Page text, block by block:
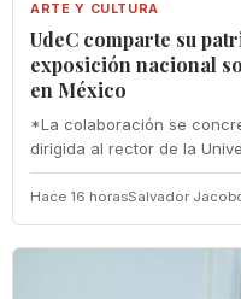
ARTE Y CULTURA
UdeC comparte su
exposición nacional
en México
*La colaboración se
dirigida al rector de la
Hace 16 horasSalvador